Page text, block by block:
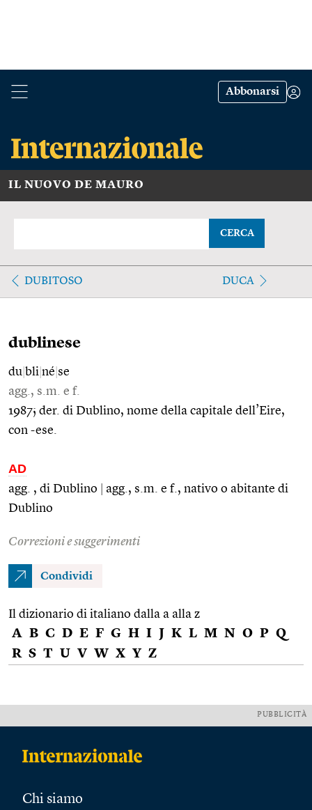
Abbonarsi
IL NUOVO DE MAURO
CERCA
DUBITOSO DUCA
dublinese
du bli né se
agg., s.m. e f.
1987; der. di Dublino, nome della capitale dell’Eire,
con -ese.
AD
agg. , di Dublino
agg., s.m. e f., nativo o abitante di
Dublino
Correzioni e suggerimenti
Condividi
Il dizionario di italiano dalla a alla z
A B C D E F G H I J K L M N O P Q
R S T U V W X Y Z
PUBBLICITÀ
Chi siamo